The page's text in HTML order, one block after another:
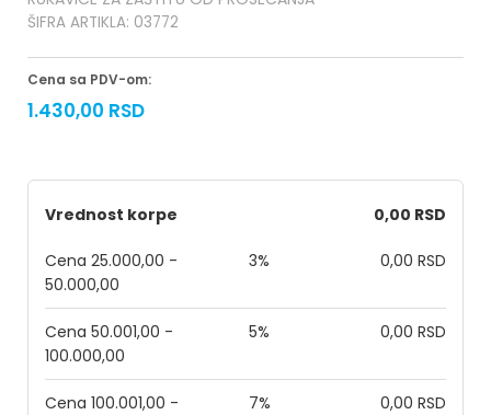
ŠIFRA ARTIKLA: 03772
Cena sa PDV-om:
1.430,00 RSD
Vrednost korpe 0,00 RSD
Cena 25.000,00 -
50.000,00
3% 0,00 RSD
Cena 50.001,00 -
100.000,00
5% 0,00 RSD
Cena 100.001,00 -
7% 0,00 RSD